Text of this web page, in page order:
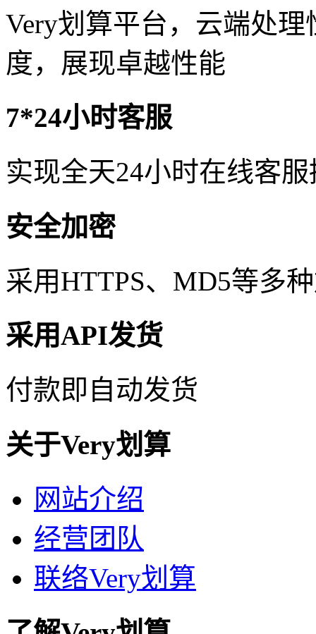
Very划算平台，云端处
度，展现卓越性能
7*24小时客服
实现全天24小时在线客
安全加密
采用HTTPS、MD5等多
采用API发货
付款即自动发货
关于Very划算
网站介绍
经营团队
联络Very划算